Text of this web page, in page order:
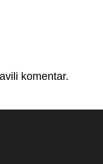
komentar.